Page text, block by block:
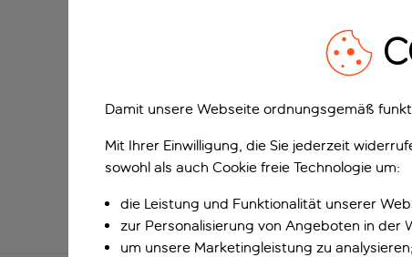
Damit unsere Webseite ordnungsgemäß
Mit Ihrer Einwilligung, die Sie jederzeit
sowohl als auch Cookie freie Technologie um:
die Leistung und Funktionalität unserer
zur Personalisierung von Angeboten in der
um unsere Marketingleistung zu analysieren;